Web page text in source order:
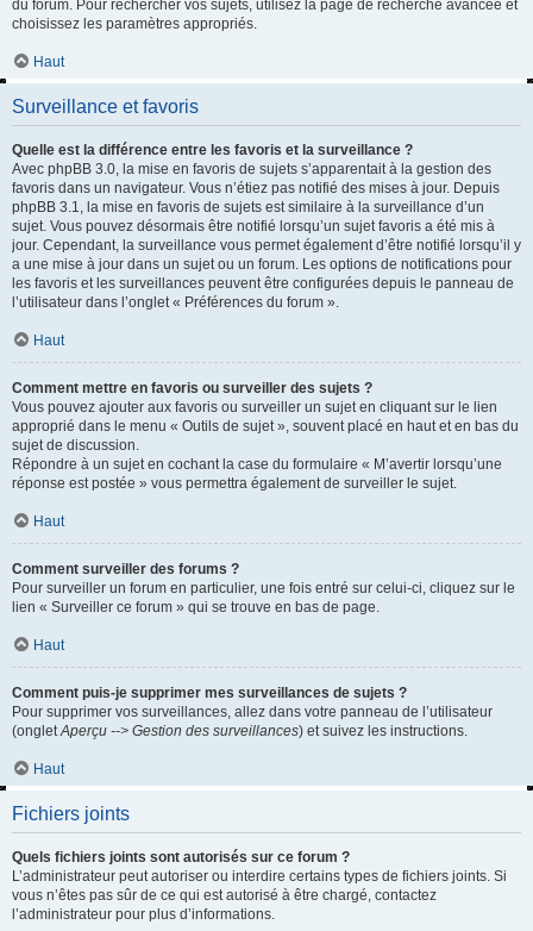
du forum. Pour rechercher vos sujets, utilisez la page de recherche avancée et
choisissez les paramètres appropriés.
Haut
Surveillance et favoris
Quelle est la différence entre les favoris et la surveillance ?
Avec phpBB 3.0, la mise en favoris de sujets s’apparentait à la gestion des
favoris dans un navigateur. Vous n’étiez pas notifié des mises à jour. Depuis
phpBB 3.1, la mise en favoris de sujets est similaire à la surveillance d’un
sujet. Vous pouvez désormais être notifié lorsqu’un sujet favoris a été mis à
jour. Cependant, la surveillance vous permet également d’être notifié lorsqu’il y
a une mise à jour dans un sujet ou un forum. Les options de notifications pour
les favoris et les surveillances peuvent être configurées depuis le panneau de
l’utilisateur dans l’onglet « Préférences du forum ».
Haut
Comment mettre en favoris ou surveiller des sujets ?
Vous pouvez ajouter aux favoris ou surveiller un sujet en cliquant sur le lien
approprié dans le menu « Outils de sujet », souvent placé en haut et en bas du
sujet de discussion.
Répondre à un sujet en cochant la case du formulaire « M’avertir lorsqu’une
réponse est postée » vous permettra également de surveiller le sujet.
Haut
Comment surveiller des forums ?
Pour surveiller un forum en particulier, une fois entré sur celui-ci, cliquez sur le
lien « Surveiller ce forum » qui se trouve en bas de page.
Haut
Comment puis-je supprimer mes surveillances de sujets ?
Pour supprimer vos surveillances, allez dans votre panneau de l’utilisateur
(ongletAperçu --> Gestion des surveillances) et suivez les instructions.
Haut
Fichiers joints
Quels fichiers joints sont autorisés sur ce forum ?
L’administrateur peut autoriser ou interdire certains types de fichiers joints. Si
vous n’êtes pas sûr de ce qui est autorisé à être chargé, contactez
l’administrateur pour plus d’informations.